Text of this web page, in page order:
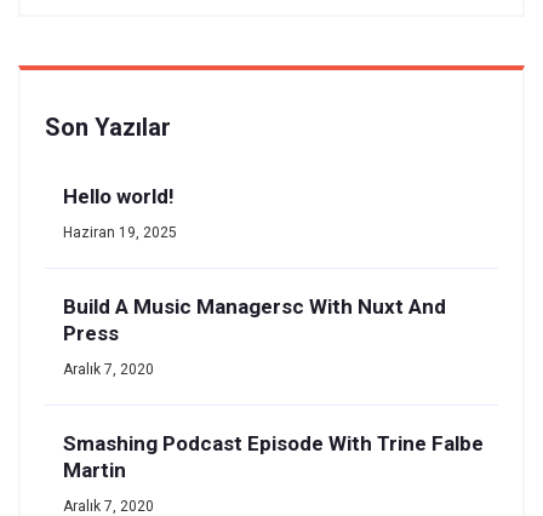
Son Yazılar
Hello world!
Haziran 19, 2025
Build A Music Managersc With Nuxt And
Press
Aralık 7, 2020
Smashing Podcast Episode With Trine Falbe
Martin
Aralık 7, 2020